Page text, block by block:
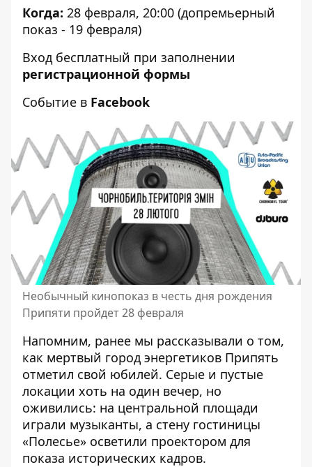
Когда: 28 февраля, 20:00 (допремьерный
показ - 19 февраля)
Вход бесплатный при заполнении
регистрационной формы
Событие в Facebook
Необычный кинопоказ в честь дня рождения
Припяти пройдет 28 февраля
Напомним, ранее мы рассказывали о том,
как мертвый город энергетиков Припять
отметил свой юбилей. Серые и пустые
локации хоть на один вечер, но
оживились: на центральной площади
играли музыканты, а стену гостиницы
«Полесье» осветили проектором для
показа исторических кадров.